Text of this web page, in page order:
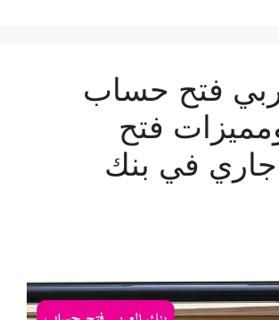
فتح حساب
ومميزات فتح
في بنك